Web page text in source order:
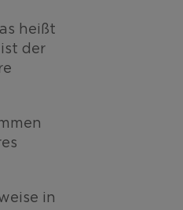
heißt
der
in